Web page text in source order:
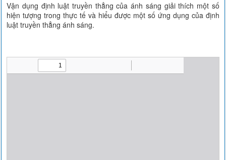
Vận dụng định luật truyền thẳng của ánh sáng giải thích một số
hiện tượng trong thực tế và hiểu được một số ứng dụng của định
luật truyền thẳng ánh sáng.